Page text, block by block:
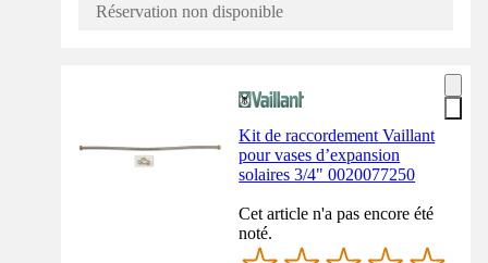
Réservation non disponible
Kit de raccordement Vaillant
pour vases d’expansion
solaires 3/4" 0020077250
Cet article n'a pas encore été
noté.